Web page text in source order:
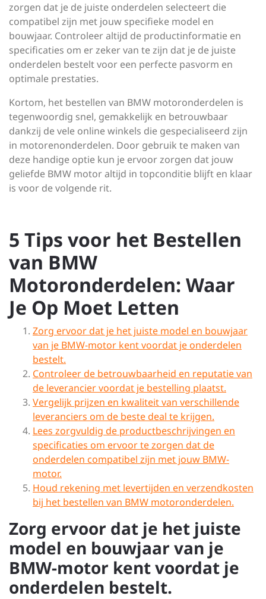
zorgen dat je de juiste onderdelen selecteert die
compatibel zijn met jouw specifieke model en
bouwjaar. Controleer altijd de productinformatie en
specificaties om er zeker van te zijn dat je de juiste
onderdelen bestelt voor een perfecte pasvorm en
optimale prestaties.
Kortom, het bestellen van BMW motoronderdelen is
tegenwoordig snel, gemakkelijk en betrouwbaar
dankzij de vele online winkels die gespecialiseerd zijn
in motorenonderdelen. Door gebruik te maken van
deze handige optie kun je ervoor zorgen dat jouw
geliefde BMW motor altijd in topconditie blijft en klaar
is voor de volgende rit.
5 Tips voor het Bestellen
van BMW
Motoronderdelen: Waar
Je Op Moet Letten
Zorg ervoor dat je het juiste model en bouwjaar
van je BMW-motor kent voordat je onderdelen
bestelt.
Controleer de betrouwbaarheid en reputatie van
de leverancier voordat je bestelling plaatst.
Vergelijk prijzen en kwaliteit van verschillende
leveranciers om de beste deal te krijgen.
Lees zorgvuldig de productbeschrijvingen en
specificaties om ervoor te zorgen dat de
onderdelen compatibel zijn met jouw BMW-
motor.
Houd rekening met levertijden en verzendkosten
bij het bestellen van BMW motoronderdelen.
Zorg ervoor dat je het juiste
model en bouwjaar van je
BMW-motor kent voordat je
onderdelen bestelt.